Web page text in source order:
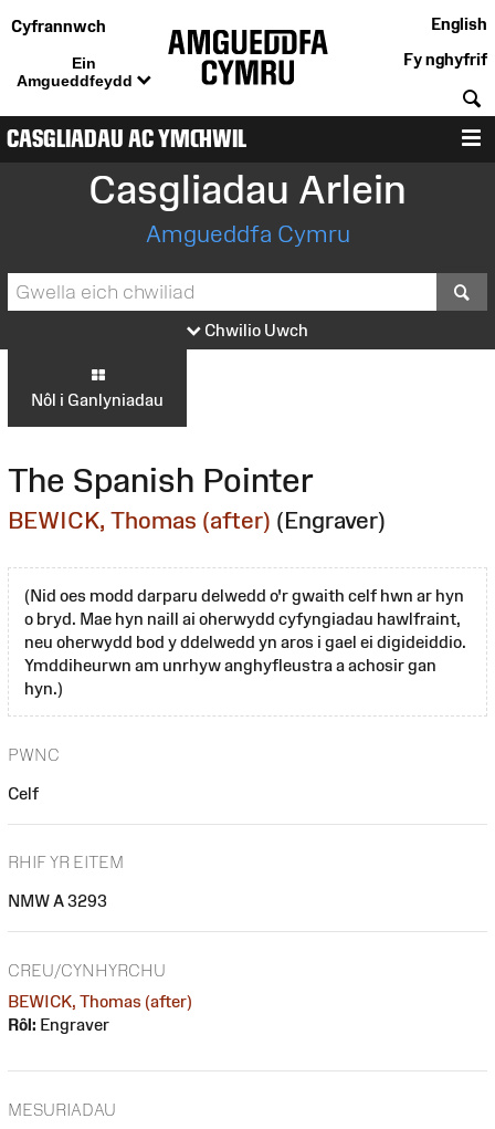
Cyfrannwch
Ein
Amgueddfeydd
English
Fy nghyfrif
CASGLIADAU AC YMCHWIL
Casgliadau Arlein
Amgueddfa Cymru
Chwilio Uwch
Nôl i Ganlyniadau
The Spanish Pointer
BEWICK, Thomas (after) (Engraver)
(Nid oes modd darparu delwedd o'r gwaith celf hwn ar hyn
o bryd. Mae hyn naill ai oherwydd cyfyngiadau hawlfraint,
neu oherwydd bod y ddelwedd yn aros i gael ei digideiddio.
Ymddiheurwn am unrhyw anghyfleustra a achosir gan
hyn.)
PWNC
Celf
RHIF YR EITEM
NMW A 3293
CREU/CYNHYRCHU
BEWICK, Thomas (after)
Rôl: Engraver
MESURIADAU